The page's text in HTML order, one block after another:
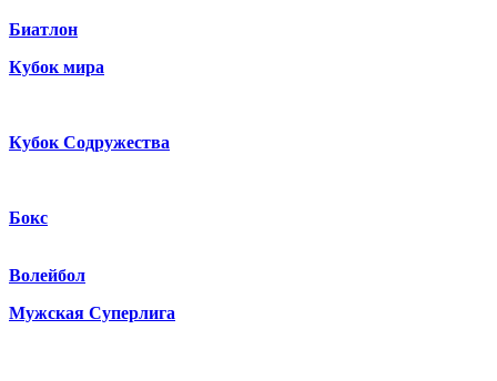
Биатлон
Кубок мира
Кубок Содружества
Бокс
Волейбол
Мужская Суперлига